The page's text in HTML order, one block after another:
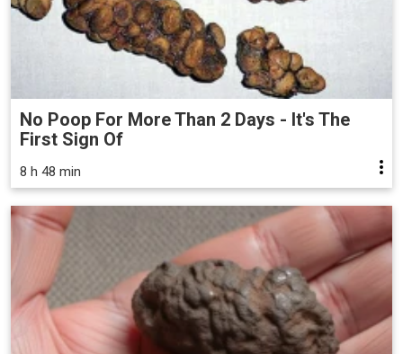
No Poop For More Than 2 Days - It's The
First Sign Of
8 h 48 min